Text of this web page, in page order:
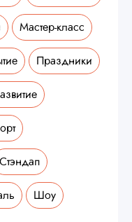
Мастер-класс
Праздники
Стэндап
Шоу